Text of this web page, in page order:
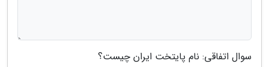
سوال اتفاقی: نام پایتخت ایران چیست؟